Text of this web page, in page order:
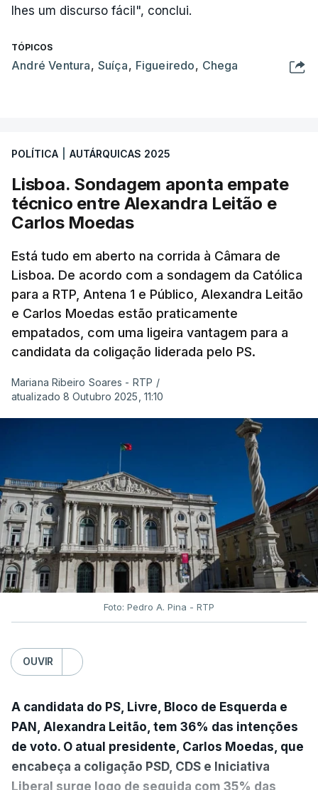
lhes um discurso fácil", conclui.
TÓPICOS
André Ventura, Suíça, Figueiredo, Chega
POLÍTICA AUTÁRQUICAS 2025
Lisboa. Sondagem aponta empate
técnico entre Alexandra Leitão e
Carlos Moedas
Está tudo em aberto na corrida à Câmara de
Lisboa. De acordo com a sondagem da Católica
para a RTP, Antena 1 e Público, Alexandra Leitão
e Carlos Moedas estão praticamente
empatados, com uma ligeira vantagem para a
candidata da coligação liderada pelo PS.
Mariana Ribeiro Soares - RTP /
atualizado 8 Outubro 2025, 11:10
Foto: Pedro A. Pina - RTP
OUVIR
A candidata do PS, Livre, Bloco de Esquerda e
PAN, Alexandra Leitão, tem 36% das intenções
de voto. O atual presidente, Carlos Moedas, que
encabeça a coligação PSD, CDS e Iniciativa
Liberal surge logo de seguida com 35% das